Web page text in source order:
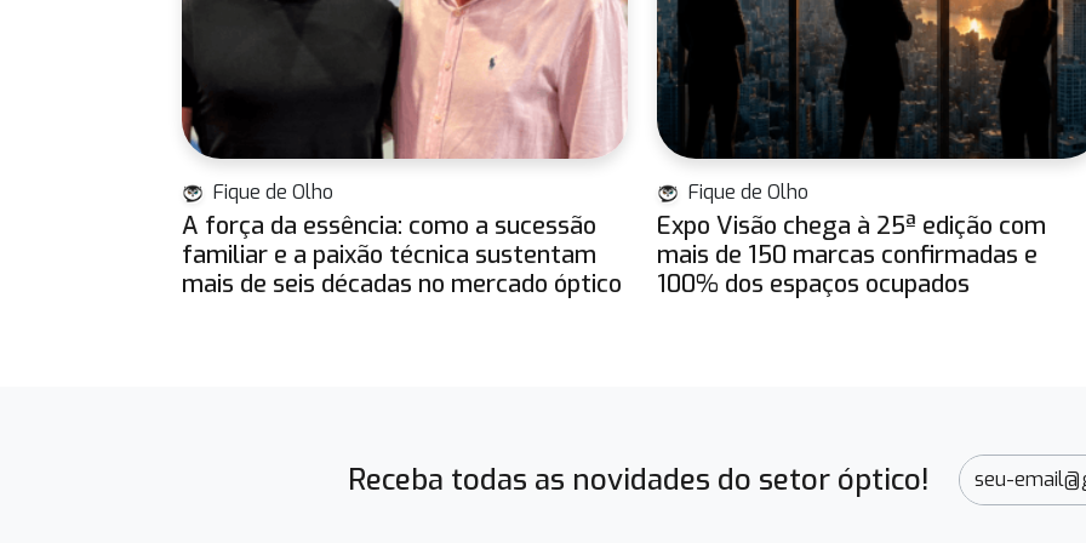
Fique de Olho
A força da essência: como a sucessão
familiar e a paixão técnica sustentam
mais de seis décadas no mercado óptico
Fique de Olho
Expo Visão chega à 25ª edição com
mais de 150 marcas confirmadas e
100% dos espaços ocupados
Receba todas as novidades do setor óptico!